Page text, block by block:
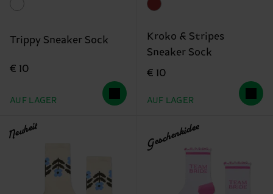
Trippy Sneaker Sock
€ 10
AUF LAGER
Kroko & Stripes
Sneaker Sock
€ 10
AUF LAGER
Neuheit Geschenkidee